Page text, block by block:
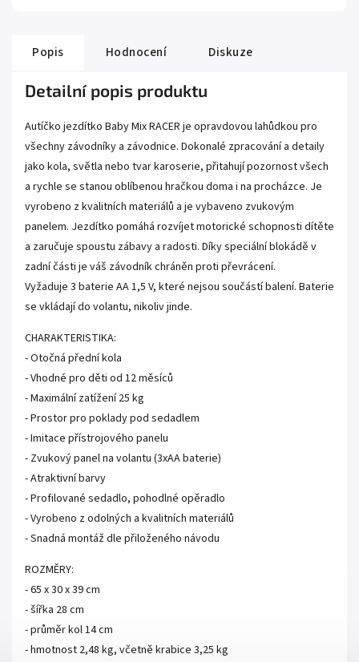
Popis Hodnocení Diskuze
Detailní popis produktu
Autíčko jezdítko Baby Mix RACER je opravdovou lahůdkou pro
všechny závodníky a závodnice. Dokonalé zpracování a detaily
jako kola, světla nebo tvar karoserie, přitahují pozornost všech
a rychle se stanou oblíbenou hračkou doma i na procházce. Je
vyrobeno z kvalitních materiálů a je vybaveno zvukovým
panelem. Jezdítko pomáhá rozvíjet motorické schopnosti dítěte
a zaručuje spoustu zábavy a radosti. Díky speciální blokádě v
zadní části je váš závodník chráněn proti převrácení.
Vyžaduje 3 baterie AA 1,5 V, které nejsou součástí balení. Baterie
se vkládají do volantu, nikoliv jinde.
CHARAKTERISTIKA:
- Otočná přední kola
- Vhodné pro děti od 12 měsíců
- Maximální zatížení 25 kg
- Prostor pro poklady pod sedadlem
- Imitace přístrojového panelu
- Zvukový panel na volantu (3xAA baterie)
- Atraktivní barvy
- Profilované sedadlo, pohodlné opěradlo
- Vyrobeno z odolných a kvalitních materiálů
- Snadná montáž dle přiloženého návodu
ROZMĚRY:
- 65 x 30 x 39 cm
- šířka 28 cm
- průměr kol 14 cm
- hmotnost 2,48 kg, včetně krabice 3,25 kg